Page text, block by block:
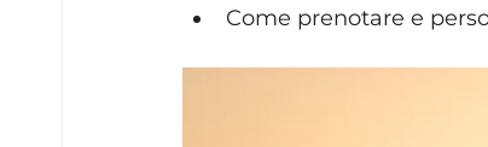
Come prenotare e